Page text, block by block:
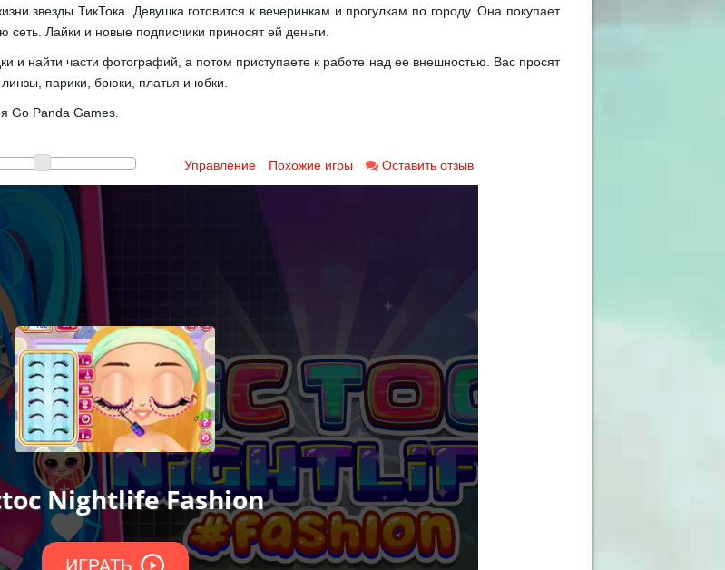
звезды ТикТока. Девушка готовится к вечеринкам и прогулкам по городу. Она покупает
Лайки и новые подписчики приносят ей деньги.
и найти части фотографий, а потом приступаете к работе над ее внешностью. Вас просят
парики, брюки, платья и юбки.
Go Panda Games.
Управление Похожие игры Оставить отзыв